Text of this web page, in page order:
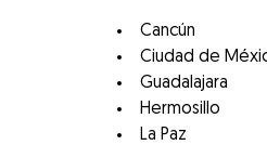
Cancún
Ciudad de
Guadalajara
Hermosillo
La Paz